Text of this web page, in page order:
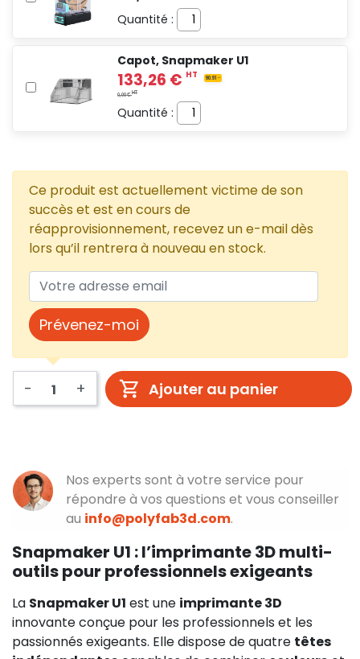
Quantité :
Capot, Snapmaker U1
Quantité :
Ce produit est actuellement victime de son
succès et est en cours de
réapprovisionnement, recevez un e-mail dès
lors qu’il rentrera à nouveau en stock.
Prévenez-moi
- + Ajouter au panier
Nos experts sont à votre service pour
répondre à vos questions et vous conseiller
au info@polyfab3d.com.
Snapmaker U1 : l’imprimante 3D multi-
outils pour professionnels exigeants
La Snapmaker U1 est une imprimante 3D
innovante conçue pour les professionnels et les
passionnés exigeants. Elle dispose de quatre têtes